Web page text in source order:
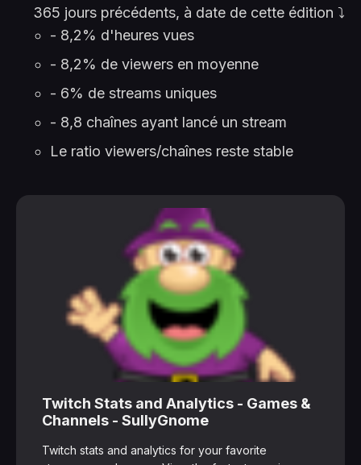
365 jours précédents, à date de cette édition ⤵️
- 8,2% d'heures vues
- 8,2% de viewers en moyenne
- 6% de streams uniques
- 8,8 chaînes ayant lancé un stream
Le ratio viewers/chaînes reste stable
Twitch Stats and Analytics - Games &
Channels - SullyGnome
Twitch stats and analytics for your favorite